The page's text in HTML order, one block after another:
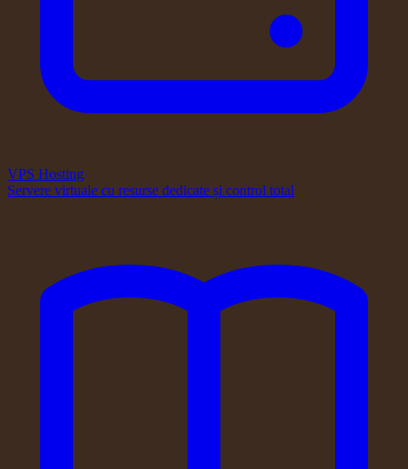
VPS Hosting
Servere virtuale cu resurse dedicate și control total